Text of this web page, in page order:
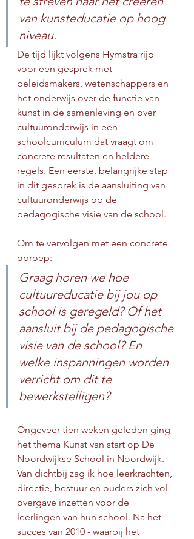
van kunsteducatie op hoog
niveau.
De tijd lijkt volgens Hymstra rijp
voor een gesprek met
beleidsmakers, wetenschappers en
het onderwijs over de functie van
kunst in de samenleving en over
cultuuronderwijs in een
schoolcurriculum dat vraagt om
concrete resultaten en heldere
regels. Een eerste, belangrijke stap
in dit gesprek is de aansluiting van
cultuuronderwijs op de
pedagogische visie van de school.
Om te vervolgen met een concrete
oproep:
Graag horen we hoe
cultuureducatie bij jou op
school is geregeld? Of het
aansluit bij de pedagogische
visie van de school? En
welke inspanningen worden
verricht om dit te
bewerkstelligen?
Ongeveer tien weken geleden ging
het thema Kunst van start op De
Noordwijkse School in Noordwijk.
Van dichtbij zag ik hoe leerkrachten,
directie, bestuur en ouders zich vol
overgave inzetten voor de
leerlingen van hun school. Na het
succes van 2010 - waarbij het